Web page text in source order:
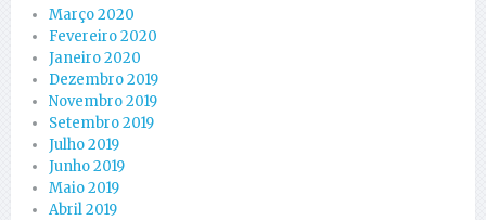
Março 2020
Fevereiro 2020
Janeiro 2020
Dezembro 2019
Novembro 2019
Setembro 2019
Julho 2019
Junho 2019
Maio 2019
Abril 2019